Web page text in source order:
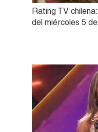
Rating TV
del miércoles 5